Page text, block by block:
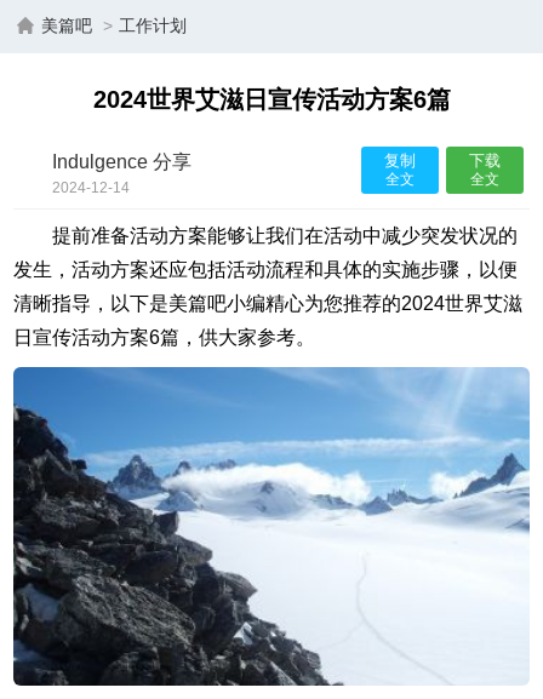
美篇吧 > 工作计划
2024世界艾滋日宣传活动方案6篇
Indulgence 分享
2024-12-14
复制
全文
下载
全文
提前准备活动方案能够让我们在活动中减少突发状况的
发生，活动方案还应包括活动流程和具体的实施步骤，以便
清晰指导，以下是美篇吧小编精心为您推荐的2024世界艾滋
日宣传活动方案6篇，供大家参考。